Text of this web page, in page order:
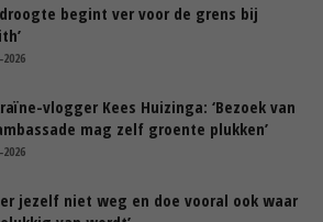
droogte begint ver voor de grens bij
2026
vlogger Kees Huizinga: ‘Bezoek van
mag zelf groente plukken’
2026
jezelf niet weg en doe vooral ook waar